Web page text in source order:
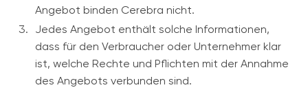
Angebot binden Cerebra nicht.
Jedes Angebot enthält solche Informationen,
dass für den Verbraucher oder Unternehmer klar
ist, welche Rechte und Pflichten mit der Annahme
des Angebots verbunden sind.